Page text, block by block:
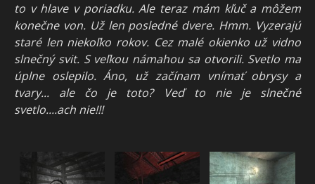
to v hlave v poriadku. Ale teraz mám kľuč a môžem
konečne von. Už len posledné dvere. Hmm. Vyzerajú
staré len niekoľko rokov. Cez malé okienko už vidno
slnečný svit. S veľkou námahou sa otvorili. Svetlo ma
úplne oslepilo. Áno, už začínam vnímať obrysy a
tvary... ale čo je toto? Veď to nie je slnečné
svetlo....ach nie!!!